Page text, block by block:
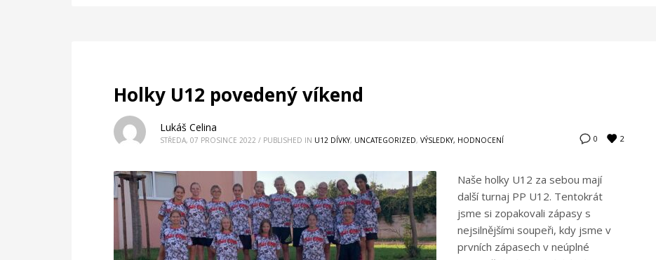
Holky U12 povedený víkend
0 2
Lukáš Celina
STŘEDA, 07 PROSINCE 2022 / PUBLISHED IN U12 DÍVKY, UNCATEGORIZED, VÝSLEDKY, HODNOCENÍ
Naše holky U12 za sebou mají
další turnaj PP U12. Tentokrát
jsme si zopakovali zápasy s
nejsilnějšími soupeři, kdy jsme v
prvních zápasech v neúplné